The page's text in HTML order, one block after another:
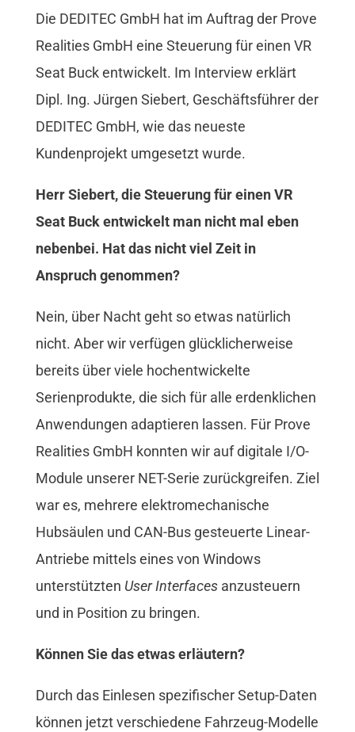
Die DEDITEC GmbH hat im Auftrag der Prove
Realities GmbH eine Steuerung für einen VR
Seat Buck entwickelt. Im Interview erklärt
Dipl. Ing. Jürgen Siebert, Geschäftsführer der
DEDITEC GmbH, wie das neueste
Kundenprojekt umgesetzt wurde.
Herr Siebert, die Steuerung für einen VR
Seat Buck entwickelt man nicht mal eben
nebenbei. Hat das nicht viel Zeit in
Anspruch genommen?
Nein, über Nacht geht so etwas natürlich
nicht. Aber wir verfügen glücklicherweise
bereits über viele hochentwickelte
Serienprodukte, die sich für alle erdenklichen
Anwendungen adaptieren lassen. Für Prove
Realities GmbH konnten wir auf digitale I/O-
Module unserer NET-Serie zurückgreifen. Ziel
war es, mehrere elektromechanische
Hubsäulen und CAN-Bus gesteuerte Linear-
Antriebe mittels eines von Windows
unterstützten User Interfacesanzusteuern
und in Position zu bringen.
Können Sie das etwas erläutern?
Durch das Einlesen spezifischer Setup-Daten
können jetzt verschiedene Fahrzeug-Modelle